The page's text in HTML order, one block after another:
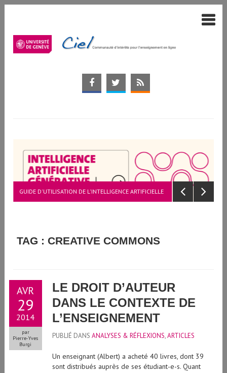
GUIDE D'UTILISATION DE L'INTELLIGENCE ARTIFICIELLE
TAG : CREATIVE COMMONS
AVR
29
2014
par
Pierre-Yves
Burgi
LE DROIT D’AUTEUR
DANS LE CONTEXTE DE
L’ENSEIGNEMENT
PUBLIÉ DANS ANALYSES & RÉFLEXIONS,ARTICLES
Un enseignant (Albert) a acheté 40 livres, dont 39
sont distribués auprès de ses étudiant-e-s. Quant